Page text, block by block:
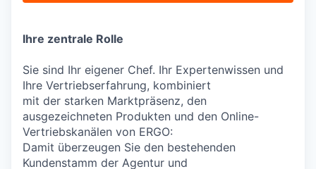
Ihre zentrale Rolle
Sie sind Ihr eigener Chef. Ihr Expertenwissen und
Ihre Vertriebserfahrung, kombiniert
mit der starken Marktpräsenz, den
ausgezeichneten Produkten und den Online-
Vertriebskanälen von ERGO:
Damit überzeugen Sie den bestehenden
Kundenstamm der Agentur und